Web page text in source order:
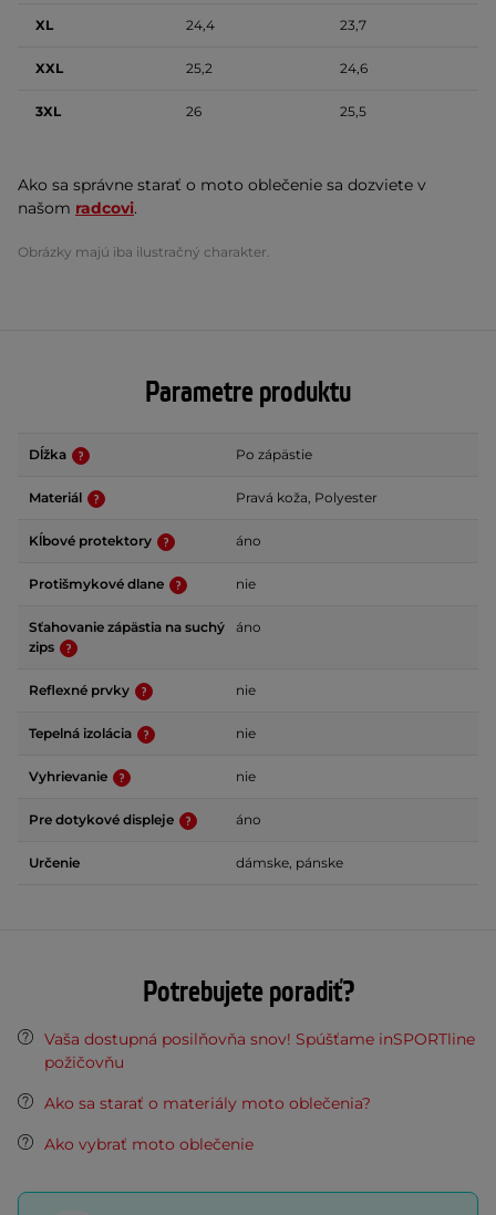
XL 24,4 23,7
XXL 25,2 24,6
3XL 26 25,5
Ako sa správne starať o moto oblečenie sa dozviete v
našom radcovi.
Obrázky majú iba ilustračný charakter.
Parametre produktu
Dĺžka Po zápästie
Materiál Pravá koža, Polyester
Kĺbové protektory áno
Protišmykové dlane nie
Sťahovanie zápästia na suchý
zips
áno
Reflexné prvky nie
Tepelná izolácia nie
Vyhrievanie nie
Pre dotykové displeje áno
Určenie dámske, pánske
Potrebujete poradiť?
Vaša dostupná posilňovňa snov! Spúšťame inSPORTline
požičovňu
Ako sa starať o materiály moto oblečenia?
Ako vybrať moto oblečenie